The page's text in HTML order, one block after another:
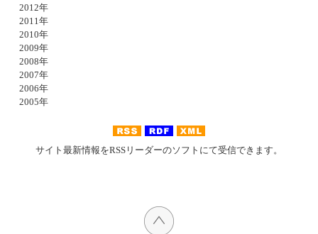
2012年
2011年
2010年
2009年
2008年
2007年
2006年
2005年
サイト最新情報をRSSリーダーのソフトにて受信できます。